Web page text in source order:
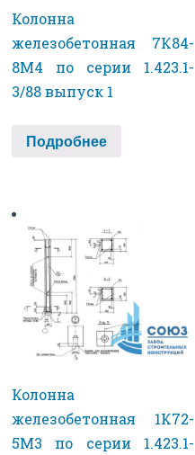
Колонна
железобетонная 7К84-
8М4 по серии 1.423.1-
3/88 выпуск 1
Подробнее
Колонна
железобетонная 1К72-
5М3 по серии 1.423.1-